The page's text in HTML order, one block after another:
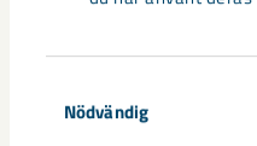
Nödvändig